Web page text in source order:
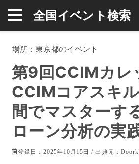
全国イベント検索
場所： 東京都のイベント
第9回CCIMカレ
CCIMコアスキ
間でマスターす
ローン分析の実
登録日：2025年10月15日 / 出典元：